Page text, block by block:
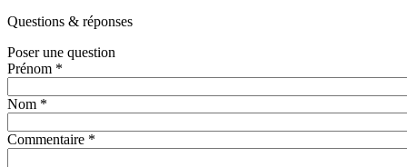
Questions & réponses
Poser une question
Prénom *
Nom *
Commentaire *